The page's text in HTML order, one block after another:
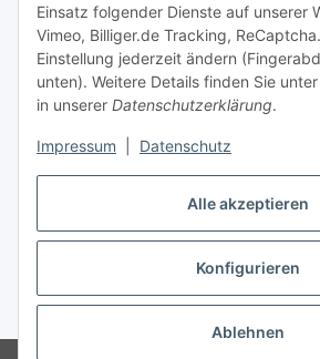
Alle akzeptieren
Konfigurieren
Ablehnen
Einsatz folgender Dienste auf unserer
Vimeo, Billiger.de Tracking,
Einstellung jederzeit ändern
unten). Weitere Details finden Sie unter
in unserer Datenschutzerklärung.
Impressum Datenschutz
Beliebte Kategorien
Kompressionsversorgung
* Alle Preise inkl. gesetzlicher USt., zzgl.Versand